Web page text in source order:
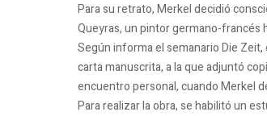
Para su retrato, Merkel decidió
Queyras, un pintor germano-francés
Según informa el semanario Die
carta manuscrita, a la que adjuntó
encuentro personal, cuando Merkel
Para realizar la obra, se habilitó un